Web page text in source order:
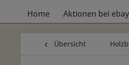
Home Aktionen bei
Übersicht